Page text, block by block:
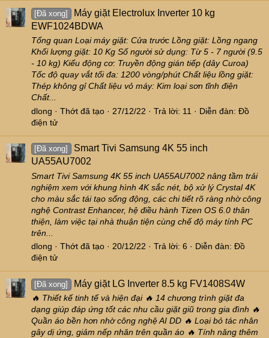
[Đã xong]
Máy giặt Electrolux Inverter 10 kg
EWF1024BDWA
Tổng quan Loại máy giặt: Cửa trước Lồng giặt: Lồng ngang
Khối lượng giặt: 10 Kg Số người sử dụng: Từ 5 - 7 người (9.5
- 10 kg) Kiểu động cơ: Truyền động gián tiếp (dây Curoa)
Tốc độ quay vắt tối đa: 1200 vòng/phút Chất liệu lồng giặt:
Thép không gỉ Chất liệu vỏ máy: Kim loại sơn tĩnh điện
Chất...
dlong
Thớt đã tạo 27/12/22 Trả lời: 11 Diễn đàn: Đồ
điện tử
[Đã xong]
Smart Tivi Samsung 4K 55 inch
UA55AU7002
Smart Tivi Samsung 4K 55 inch UA55AU7002 nâng tầm trải
nghiệm xem với khung hình 4K sắc nét, bộ xử lý Crystal 4K
cho màu sắc tái tạo sống động, các chi tiết rõ ràng nhờ công
nghệ Contrast Enhancer, hệ điều hành Tizen OS 6.0 thân
thiện, làm việc tại nhà thuận tiện cùng chế độ máy tính PC
trên...
dlong
Thớt đã tạo 20/12/22 Trả lời: 6 Diễn đàn: Đồ
điện tử
[Đã xong] Máy giặt LG Inverter 8.5 kg FV1408S4W
🔥 Thiết kế tinh tế và hiện đại 🔥 14 chương trình giặt đa
dạng giúp đáp ứng tốt các nhu cầu giặt giũ trong gia đình 🔥
Quần áo bền hơn nhờ công nghệ AI DD 🔥 Loại bỏ tác nhân
gây dị ứng, giảm nếp nhăn trên quần áo 🔥 Tính năng thêm